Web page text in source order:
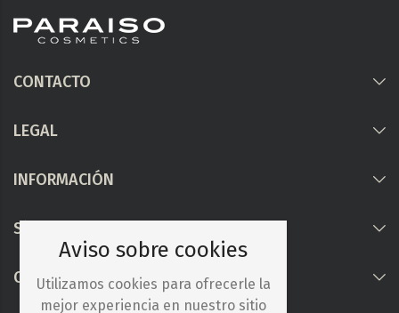
CONTACTO
LEGAL
INFORMACIÓN
Síguenos
COLABORAMOS CON
Aviso sobre cookies
Utilizamos cookies para ofrecerle la
mejor experiencia en nuestro sitio